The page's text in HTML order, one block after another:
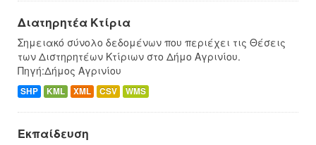
Διατηρητέα Κτίρια
Σημειακό σύνολο δεδομένων που περιέχει τις Θέσεις
των Διστηρητέων Κτίριων στο Δήμο Αγρινίου.
Πηγή:Δήμος Αγρινίου
SHP KML XML CSV WMS
Εκπαίδευση